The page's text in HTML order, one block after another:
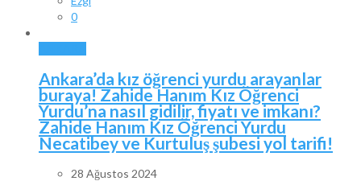
0
Ankara’da kız öğrenci yurdu arayanlar
buraya! Zahide Hanım Kız Öğrenci
Yurdu’na nasıl gidilir, fiyatı ve imkanı?
Zahide Hanım Kız Öğrenci Yurdu
Necatibey ve Kurtuluş şubesi yol tarifi!
28 Ağustos 2024